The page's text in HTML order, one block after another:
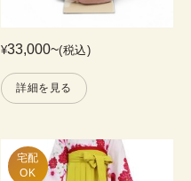
¥33,000~(税込)
詳細を見る
宅配
OK